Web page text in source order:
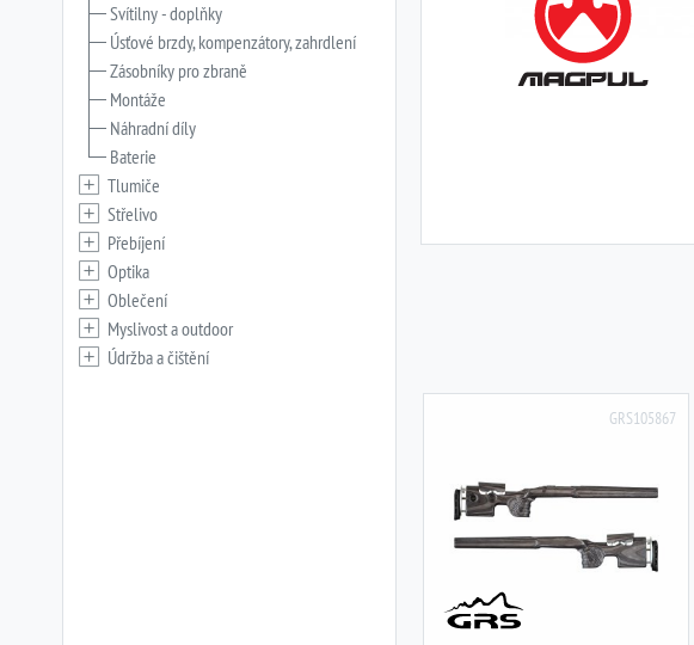
GRS105867
Svítilny - doplňky
Úsťové brzdy, kompenzátory, zahrdlení
Zásobníky pro zbraně
Montáže
Náhradní díly
Baterie
Tlumiče
Střelivo
Přebíjení
Optika
Oblečení
Myslivost a outdoor
Údržba a čištění